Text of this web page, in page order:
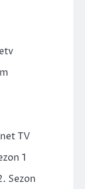
TV
1
Sezon